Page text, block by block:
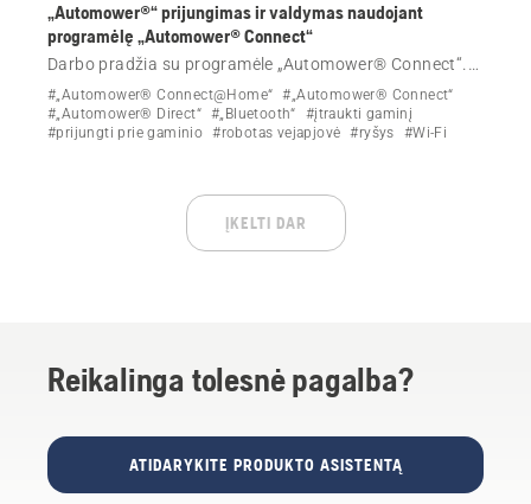
„Automower®“ prijungimas ir valdymas naudojant
programėlę „Automower® Connect“
Darbo pradžia su programėle „Automower® Connect“.
Sužinokite, kaip atsisiųsti, prijungti ir nuotoliniu būdu
valdyti robotą vejapjovę „Bluetooth“, „Wi-Fi“ arba
mobiliuoju ryšiu.
#„Automower® Connect@Home“
#„Automower® Connect“
#„Automower® Direct“ #„Bluetooth“
#įtraukti gaminį
#prijungti prie gaminio #robotas vejapjovė #ryšys #Wi-Fi
ĮKELTI DAR
Reikalinga tolesnė pagalba?
ATIDARYKITE PRODUKTO ASISTENTĄ